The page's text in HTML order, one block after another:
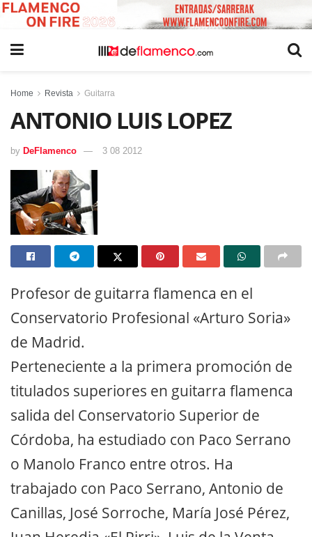
Home Revista Guitarra
ANTONIO LUIS LOPEZ
by DeFlamenco 3 08 2012
Profesor de guitarra flamenca en el
Conservatorio Profesional «Arturo Soria»
de Madrid.
Perteneciente a la primera promoción de
titulados superiores en guitarra flamenca
salida del Conservatorio Superior de
Córdoba, ha estudiado con Paco Serrano
o Manolo Franco entre otros. Ha
trabajado con Paco Serrano, Antonio de
Canillas, José Sorroche, María José Pérez,